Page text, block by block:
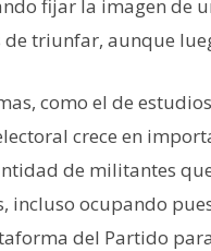
fijar la imagen de
triunfar, aunque
como el de
crece en
de militantes
incluso ocupando
del Partido